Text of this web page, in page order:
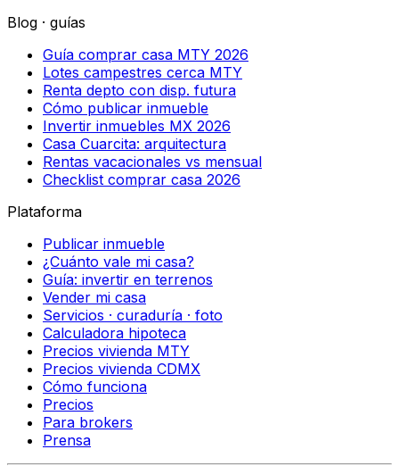
Blog · guías
Guía comprar casa MTY 2026
Lotes campestres cerca MTY
Renta depto con disp. futura
Cómo publicar inmueble
Invertir inmuebles MX 2026
Casa Cuarcita: arquitectura
Rentas vacacionales vs mensual
Checklist comprar casa 2026
Plataforma
Publicar inmueble
¿Cuánto vale mi casa?
Guía: invertir en terrenos
Vender mi casa
Servicios · curaduría · foto
Calculadora hipoteca
Precios vivienda MTY
Precios vivienda CDMX
Cómo funciona
Precios
Para brokers
Prensa